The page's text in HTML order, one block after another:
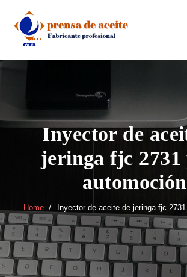
content
Inyector de
jeringa fjc 2731
automoción
Home Inyector de aceite de jeringa fjc